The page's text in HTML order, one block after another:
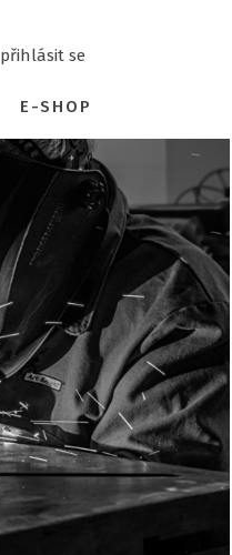
přihlásit se
E-SHOP